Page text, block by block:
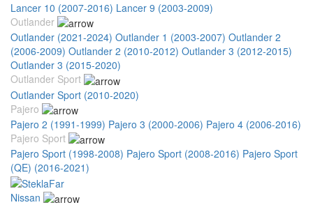
Lancer 10 (2007-2016) Lancer 9 (2003-2009)
Outlander
Outlander (2021-2024) Outlander 1 (2003-2007) Outlander 2
(2006-2009) Outlander 2 (2010-2012) Outlander 3 (2012-2015)
Outlander 3 (2015-2020)
Outlander Sport
Outlander Sport (2010-2020)
Pajero
Pajero 2 (1991-1999) Pajero 3 (2000-2006) Pajero 4 (2006-2016)
Pajero Sport
Pajero Sport (1998-2008) Pajero Sport (2008-2016) Pajero Sport
(QE) (2016-2021)
Nissan